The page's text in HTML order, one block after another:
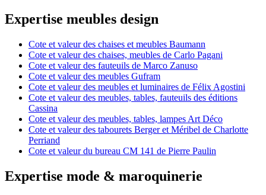
Expertise meubles design
Cote et valeur des chaises et meubles Baumann
Cote et valeur des chaises, meubles de Carlo Pagani
Cote et valeur des fauteuils de Marco Zanuso
Cote et valeur des meubles Gufram
Cote et valeur des meubles et luminaires de Félix Agostini
Cote et valeur des meubles, tables, fauteuils des éditions
Cassina
Cote et valeur des meubles, tables, lampes Art Déco
Cote et valeur des tabourets Berger et Méribel de Charlotte
Perriand
Cote et valeur du bureau CM 141 de Pierre Paulin
Expertise mode & maroquinerie